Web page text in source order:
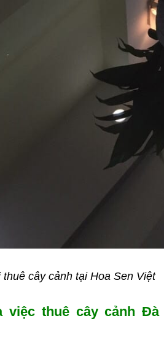
cây cảnh tại Hoa Sen Việt
việc thuê cây cảnh Đà